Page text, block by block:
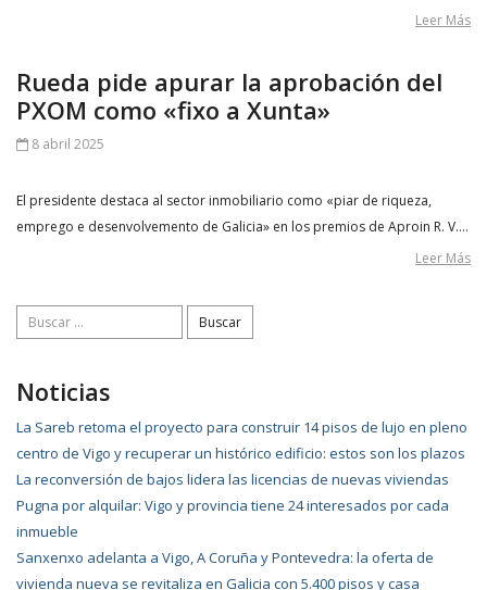
Leer Más
Rueda pide apurar la aprobación del
PXOM como «fixo a Xunta»
8 abril 2025
El presidente destaca al sector inmobiliario como «piar de riqueza,
emprego e desenvolvemento de Galicia» en los premios de Aproin R. V….
Leer Más
Buscar:
Noticias
La Sareb retoma el proyecto para construir 14 pisos de lujo en pleno
centro de Vigo y recuperar un histórico edificio: estos son los plazos
La reconversión de bajos lidera las licencias de nuevas viviendas
Pugna por alquilar: Vigo y provincia tiene 24 interesados por cada
inmueble
Sanxenxo adelanta a Vigo, A Coruña y Pontevedra: la oferta de
vivienda nueva se revitaliza en Galicia con 5.400 pisos y casa